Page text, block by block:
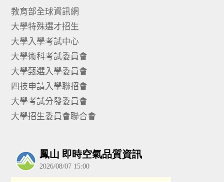
教育部全球資訊網
大學特殊選才招生
大學入學考試中心
大學術科考試委員會
大學甄選入學委員會
四技申請入學聯招會
大學考試分發委員會
大學招生委員會聯合會